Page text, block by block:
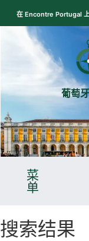
在 Encontre Portugal
葡萄
菜
单
搜索结果